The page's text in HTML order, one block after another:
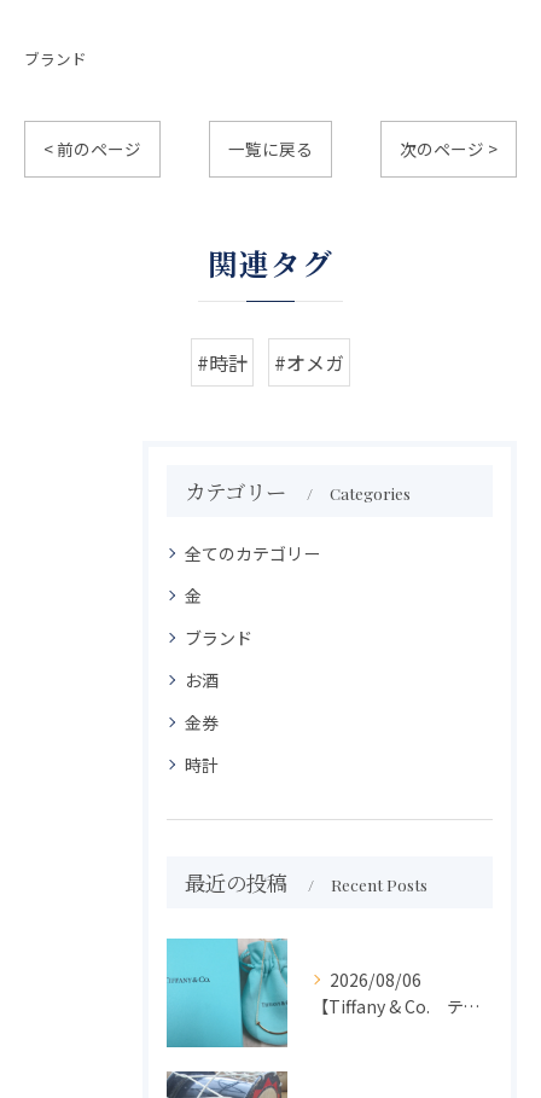
ブランド
< 前のページ 一覧に戻る 次のページ >
関連タグ
#時計 #オメガ
カテゴリー Categories
全てのカテゴリー
金
ブランド
お酒
金券
時計
最近の投稿 Recent Posts
2026/08/06
【Tiffany & Co. ティファニー】買取 大吉盛岡店 アクセサリー買取しました！！